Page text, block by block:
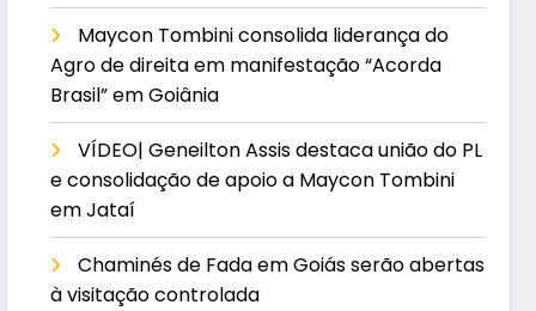
Maycon Tombini consolida liderança do
Agro de direita em manifestação “Acorda
Brasil” em Goiânia
VÍDEO| Geneilton Assis destaca união do PL
e consolidação de apoio a Maycon Tombini
em Jataí
Chaminés de Fada em Goiás serão abertas
à visitação controlada